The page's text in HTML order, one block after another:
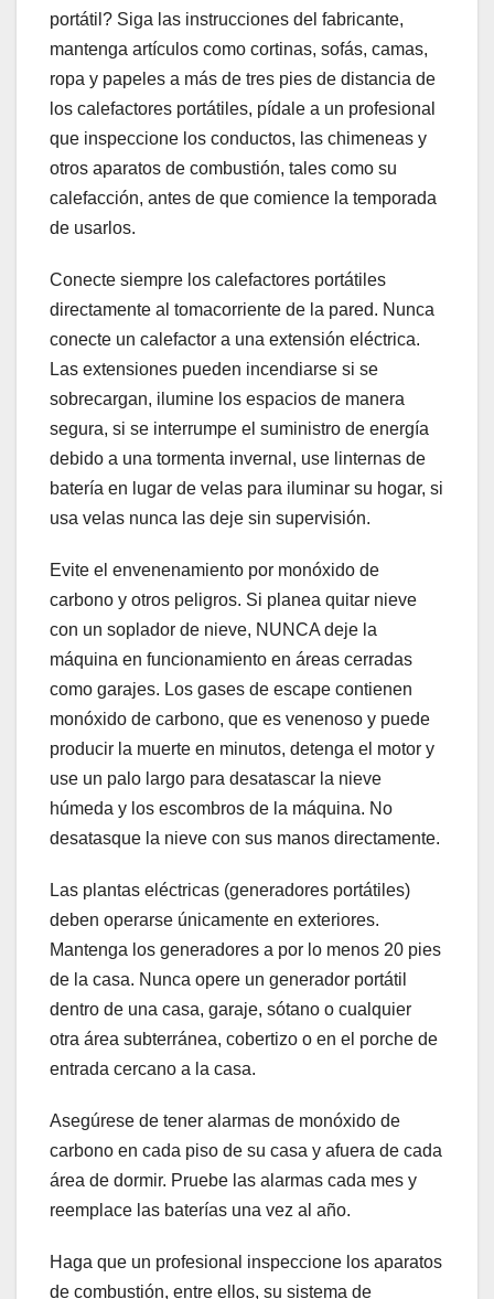
portátil? Siga las instrucciones del fabricante,
mantenga artículos como cortinas, sofás, camas,
ropa y papeles a más de tres pies de distancia de
los calefactores portátiles, pídale a un profesional
que inspeccione los conductos, las chimeneas y
otros aparatos de combustión, tales como su
calefacción, antes de que comience la temporada
de usarlos.
Conecte siempre los calefactores portátiles
directamente al tomacorriente de la pared. Nunca
conecte un calefactor a una extensión eléctrica.
Las extensiones pueden incendiarse si se
sobrecargan, ilumine los espacios de manera
segura, si se interrumpe el suministro de energía
debido a una tormenta invernal, use linternas de
batería en lugar de velas para iluminar su hogar, si
usa velas nunca las deje sin supervisión.
Evite el envenenamiento por monóxido de
carbono y otros peligros. Si planea quitar nieve
con un soplador de nieve, NUNCA deje la
máquina en funcionamiento en áreas cerradas
como garajes. Los gases de escape contienen
monóxido de carbono, que es venenoso y puede
producir la muerte en minutos, detenga el motor y
use un palo largo para desatascar la nieve
húmeda y los escombros de la máquina. No
desatasque la nieve con sus manos directamente.
Las plantas eléctricas (generadores portátiles)
deben operarse únicamente en exteriores.
Mantenga los generadores a por lo menos 20 pies
de la casa. Nunca opere un generador portátil
dentro de una casa, garaje, sótano o cualquier
otra área subterránea, cobertizo o en el porche de
entrada cercano a la casa.
Asegúrese de tener alarmas de monóxido de
carbono en cada piso de su casa y afuera de cada
área de dormir. Pruebe las alarmas cada mes y
reemplace las baterías una vez al año.
Haga que un profesional inspeccione los aparatos
de combustión, entre ellos, su sistema de